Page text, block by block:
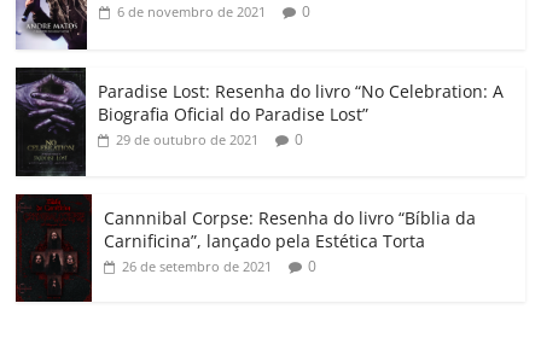
6 de novembro de 2021 0
Paradise Lost: Resenha do livro “No Celebration: A
Biografia Oficial do Paradise Lost”
29 de outubro de 2021 0
Cannnibal Corpse: Resenha do livro “Bíblia da
Carnificina”, lançado pela Estética Torta
26 de setembro de 2021 0